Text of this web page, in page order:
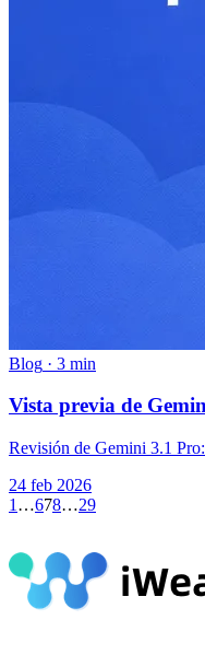
Blog · 3 min
Vista previa de
Revisión de Gemini 3.1
24 feb 2026
1 …678…29